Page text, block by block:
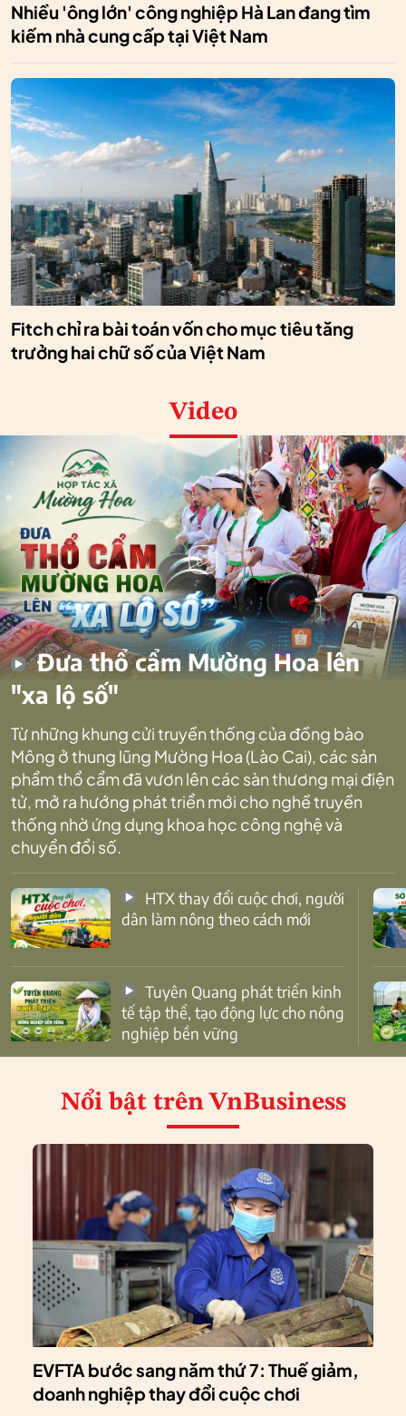
Nhiều 'ông lớn' công nghiệp Hà Lan đang tìm
kiếm nhà cung cấp tại Việt Nam
Fitch chỉ ra bài toán vốn cho mục tiêu tăng
trưởng hai chữ số của Việt Nam
Video
Đưa thổ cẩm Mường Hoa lên
"xa lộ số"
Từ những khung cửi truyền thống của đồng bào
Mông ở thung lũng Mường Hoa (Lào Cai), các sản
phẩm thổ cẩm đã vươn lên các sàn thương mại điện
tử, mở ra hướng phát triển mới cho nghề truyền
thống nhờ ứng dụng khoa học công nghệ và
chuyển đổi số.
dân làm nông theo cách mới
tế tập thể, tạo động lực cho nông
nghiệp bền vững
Nổi bật trên VnBusiness
EVFTA bước sang năm thứ 7: Thuế giảm,
doanh nghiệp thay đổi cuộc chơi